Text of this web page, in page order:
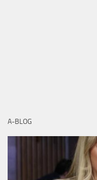
A-BLOG